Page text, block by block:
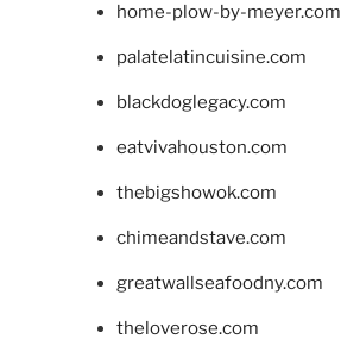
home-plow-by-meyer.com
palatelatincuisine.com
blackdoglegacy.com
eatvivahouston.com
thebigshowok.com
chimeandstave.com
greatwallseafoodny.com
theloverose.com